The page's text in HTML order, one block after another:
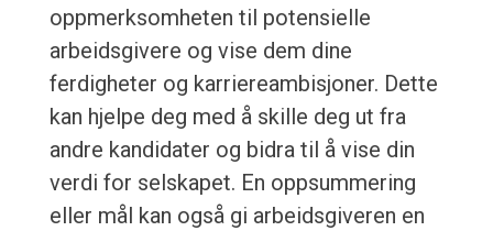
oppmerksomheten til potensielle
arbeidsgivere og vise dem dine
ferdigheter og karriereambisjoner. Dette
kan hjelpe deg med å skille deg ut fra
andre kandidater og bidra til å vise din
verdi for selskapet. En oppsummering
eller mål kan også gi arbeidsgiveren en